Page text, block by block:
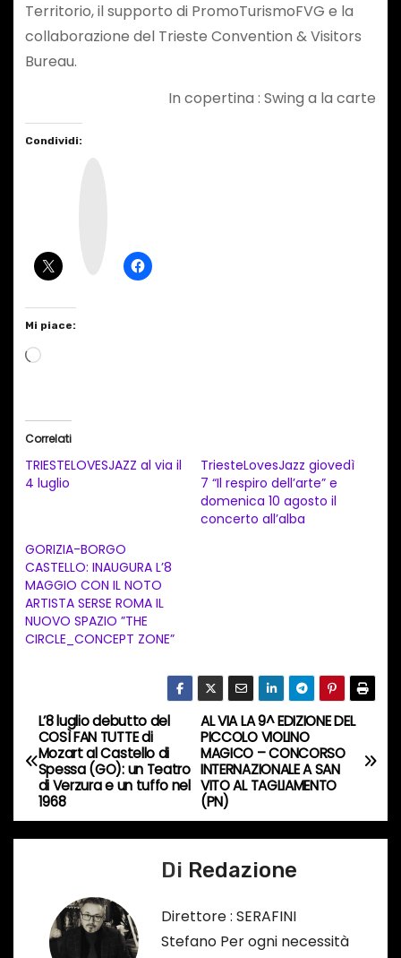
Territorio, il supporto di PromoTurismoFVG e la
collaborazione del Trieste Convention & Visitors
Bureau.
In copertina : Swing a la carte
Condividi:
Mi piace:
C
a
n
t
o
i
r
s
o
…
Correlati
TRIESTELOVESJAZZ al via il
4 luglio
TriesteLovesJazz giovedì
7 “Il respiro dell’arte” e
domenica 10 agosto il
concerto all’alba
GORIZIA-BORGO
CASTELLO: INAUGURA L’8
MAGGIO CON IL NOTO
ARTISTA SERSE ROMA IL
NUOVO SPAZIO ”THE
CIRCLE_CONCEPT ZONE”
N
a
v
i
AL VIA LA 9^ EDIZIONE DEL
PICCOLO VIOLINO
MAGICO – CONCORSO
INTERNAZIONALE A SAN
VITO AL TAGLIAMENTO
(PN)
L’8 luglio debutto del
COSÌ FAN TUTTE di
Mozart al Castello di
Spessa (GO): un Teatro
di Verzura e un tuffo nel
1968
Di Redazione
Direttore : SERAFINI
Stefano Per ogni necessità